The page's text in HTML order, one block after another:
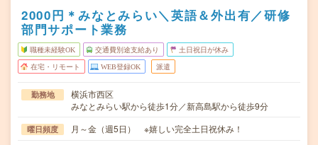
2000円＊みなとみらい＼英語＆外出有／研修
部門サポート業務
職種未経験OK 交通費別途支給あり 土日祝日が休み
在宅・リモート WEB登録OK 派遣
勤務地
横浜市西区
みなとみらい駅から徒歩1分／新高島駅から徒歩9分
曜日頻度 月～金（週5日） ※嬉しい完全土日祝休み！